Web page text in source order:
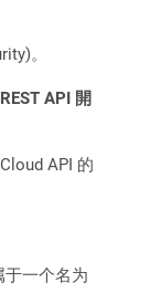
。
API 開
API 的
于一个名为